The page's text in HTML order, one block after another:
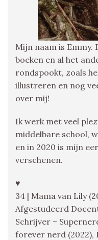
Mijn naam is Emmy.
boeken en al het
rondspookt, zoals
illustreren en nog
over mij!
Ik werk met veel
middelbare school,
en in 2020 is mijn
verschenen.
♥
34 | Mama van Lily
Afgestudeerd
Schrijver –
forever nerd (2022),